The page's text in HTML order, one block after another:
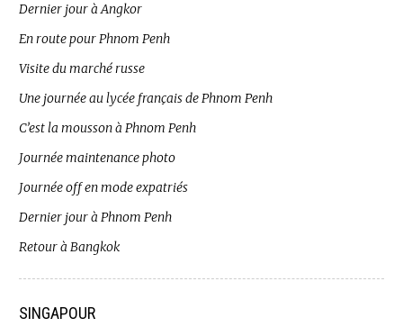
Dernier jour à Angkor
En route pour Phnom Penh
Visite du marché russe
Une journée au lycée français de Phnom Penh
C’est la mousson à Phnom Penh
Journée maintenance photo
Journée off en mode expatriés
Dernier jour à Phnom Penh
Retour à Bangkok
SINGAPOUR